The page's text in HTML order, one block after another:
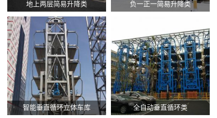
地上两层简易升降类 负一正一简易升降类
智能垂直循环立体车库 全自动垂直循环类
查看更多 + 查看更多 +